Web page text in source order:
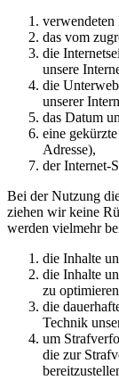
verwendeten
das vom
die
unsere
die
unserer
das Datum
eine
Adresse),
der Internet-
Bei der Nutzung
ziehen wir keine
werden vielmehr
die Inhalte
die Inhalte
zu
die
Technik
um
die zur